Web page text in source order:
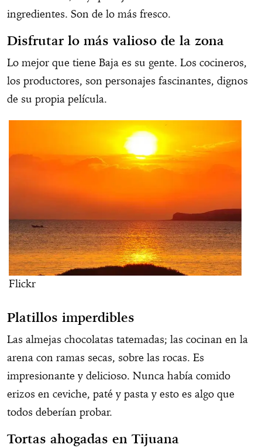
ingredientes. Son de lo más fresco.
Disfrutar lo más valioso de la zona
Lo mejor que tiene Baja es su gente. Los cocineros,
los productores, son personajes fascinantes, dignos
de su propia película.
Flickr
Platillos imperdibles
Las almejas chocolatas tatemadas; las cocinan en la
arena con ramas secas, sobre las rocas. Es
impresionante y delicioso. Nunca había comido
erizos en ceviche, paté y pasta y esto es algo que
todos deberían probar.
Tortas ahogadas en Tijuana